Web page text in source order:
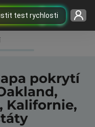
test rychlosti
pokrytí
Kalifornie,